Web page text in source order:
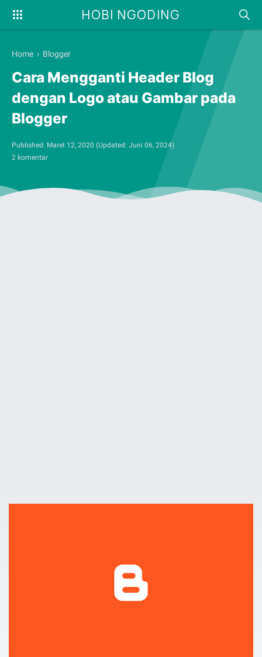
HOBI NGODING
Home › Blogger
Cara Mengganti Header Blog
dengan Logo atau Gambar pada
Blogger
Published: Maret 12, 2020 (Updated: Juni 06, 2024)
2 komentar